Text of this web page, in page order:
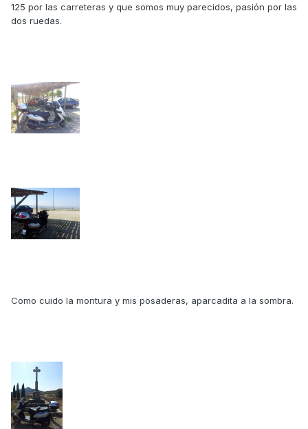
125 por las carreteras y que somos muy parecidos, pasión por las
dos ruedas.
Como cuido la montura y mis posaderas, aparcadita a la sombra.